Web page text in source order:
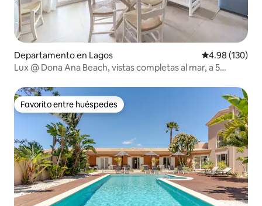
Departamento en Lagos Calificación
4.98 (130)
Lux @ Dona Ana Beach, vistas completas al mar, a 5
Favorito entre huéspedes
Favorito entre huéspedes